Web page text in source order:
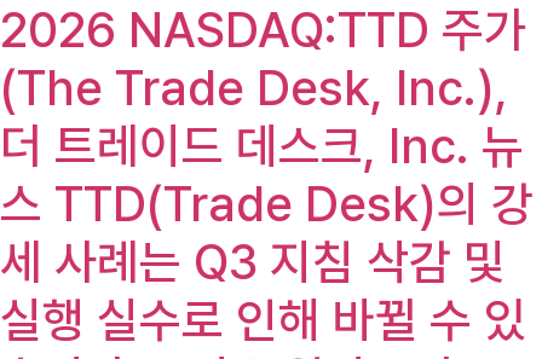
2026 NASDAQ:TTD 주가
(The Trade Desk, Inc.),
더 트레이드 데스크, Inc. 뉴
스 TTD(Trade Desk)의 강
세 사례는 Q3 지침 삭감 및
실행 실수로 인해 바뀔 수 있